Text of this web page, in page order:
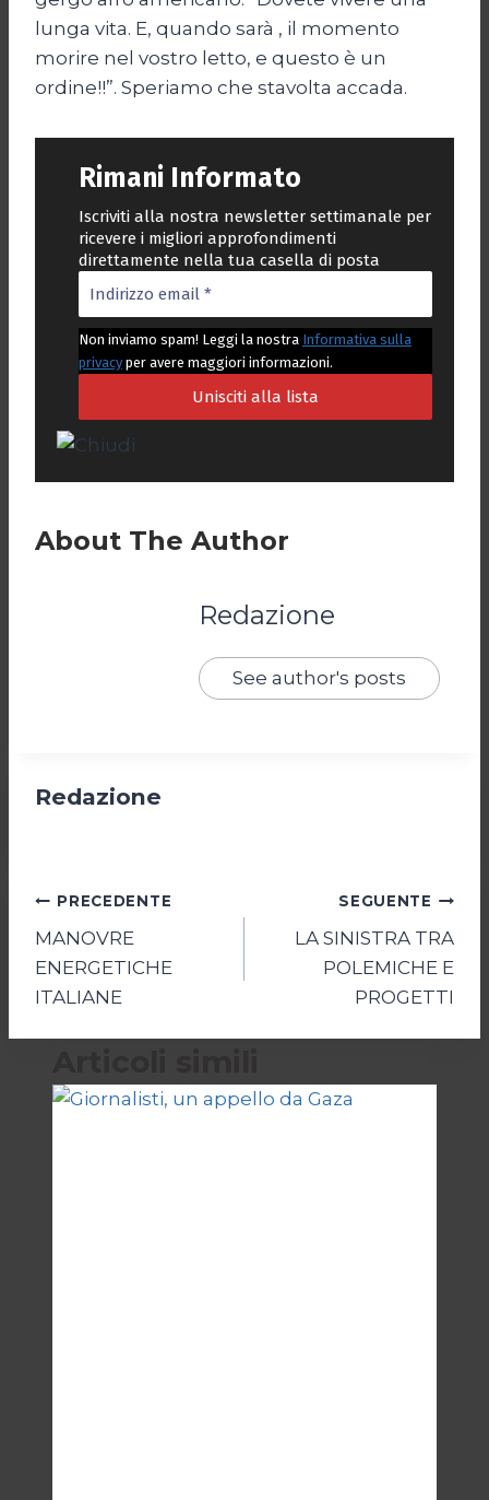
lunga vita. E, quando sarà , il momento
morire nel vostro letto, e questo è un
ordine!!”. Speriamo che stavolta accada.
Rimani Informato
Iscriviti alla nostra newsletter settimanale per
ricevere i migliori approfondimenti
direttamente nella tua casella di posta
Non inviamo spam! Leggi la nostra Informativa sulla
privacy per avere maggiori informazioni.
About The Author
Redazione
See author's posts
Redazione
Navigazione
articoli
PRECEDENTE
MANOVRE
ENERGETICHE
ITALIANE
SEGUENTE
LA SINISTRA TRA
POLEMICHE E
PROGETTI